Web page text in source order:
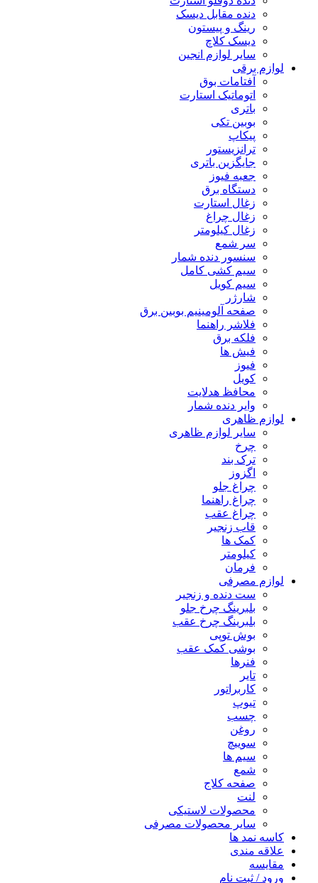
دنده مقابل دیسک
رینگ و پیستون
دیسک کلاچ
سایر لوازم انجین
لوازم برقی
آفتامات بوق
اتوماتیک استارت
باتری
بوبین تکی
پیکاپ
ترانزیستور
جایگزین باتری
جعبه فیوز
دستگاه برق
زغال استارت
زغال چراغ
زغال کیلومتر
سر شمع
سنسور دنده شمار
سیم کشی کامل
سیم کویل
شارژر
صفحه آلومینیم بوبین برق
فلاشر راهنما
فلکه برق
فیش ها
فیوز
کویل
محافظ هدلایت
وایر دنده شمار
لوازم ظاهری
سایر لوازم ظاهری
چرخ
ترک بند
اگزوز
چراغ جلو
چراغ راهنما
چراغ عقب
قاب زنجیر
کمک ها
کیلومتر
فرمان
لوازم مصرفی
ست دنده و زنجیر
بلبرینگ چرخ جلو
بلبرینگ چرخ عقب
بوش توپی
بوشی کمک عقب
فنرها
تایر
کاربراتور
تیوپ
چسب
روغن
سوییچ
سیم ها
شمع
صفحه کلاج
لنت
محصولات لاستیکی
سایر محصولات مصرفی
کاسه نمد ها
علاقه مندی
مقایسه
ورود / ثبت نام